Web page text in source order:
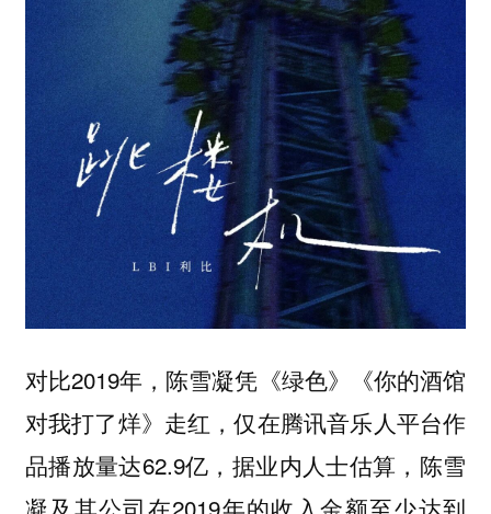
对比2019年，陈雪凝凭《绿色》《你的酒馆
对我打了烊》走红，仅在腾讯音乐人平台作
品播放量达62.9亿，据业内人士估算，陈雪